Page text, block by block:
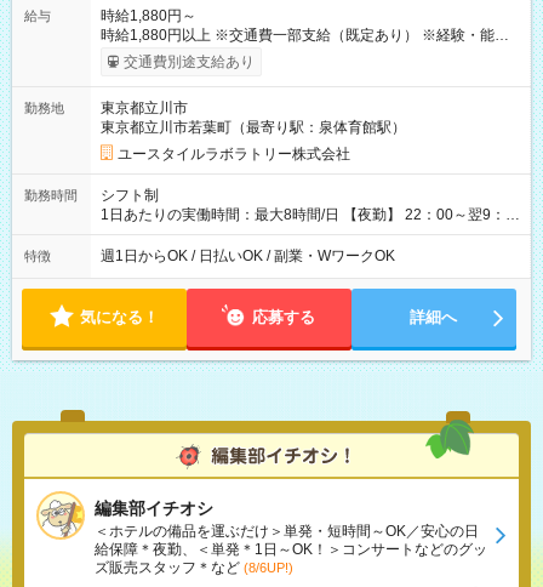
給与
時給1,880円～
時給1,880円以上 ※交通費一部支給（既定あり） ※経験・能力を
考慮して決定します 【収入例】 週1回勤務の場合：1,880円×8時
間×4回=6万0,160円 週3回勤務の場合：1,880円×8時間×12回
月 ※ 雇用形態と給与に、本採用時と異なる部分があります。 雇
用形態：本採用時と同じです。 給与：時給 1,660円以上
交通費別途支給あり
勤務地
東京都立川市
東京都立川市若葉町（最寄り駅：泉体育館駅）
ユースタイルラボラトリー株式会社
勤務時間
シフト制
1日あたりの実働時間：最大8時間/日 【夜勤】 22：00～翌9：
00 ※週1日～OK ／ 夜勤専従 ＊＊ 勤務時間例 ＊＊ ■22時か
ら翌7時 ■23時から翌8時 ■24時から翌9時 など ※上記の時間
ます。 ※曜日固定（毎週同じ曜日での勤務となります）
特徴 週1日からOK / 日払いOK / 副業・WワークOK
気になる！ 応募する 詳細へ
編集部イチオシ
＜ホテルの備品を運ぶだけ＞単発・短時間～OK／安心の日
給保障＊夜勤、＜単発＊1日～OK！＞コンサートなどのグッ
ズ販売スタッフ＊など (8/6UP!)